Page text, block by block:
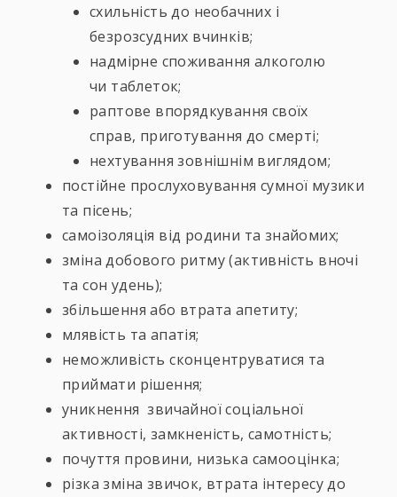
схильність до необачних і
безрозсудних вчинків;
надмірне споживання алкоголю
чи таблеток;
раптове впорядкування своїх
справ, приготування до смерті;
нехтування зовнішнім виглядом;
постійне прослуховування сумної музики
та пісень;
самоізоляція від родини та знайомих;
зміна добового ритму (активність вночі
та сон удень);
збільшення або втрата апетиту;
млявість та апатія;
неможливість сконцентруватися та
приймати рішення;
уникнення звичайної соціальної
активності, замкненість, самотність;
почуття провини, низька самооцінка;
різка зміна звичок, втрата інтересу до